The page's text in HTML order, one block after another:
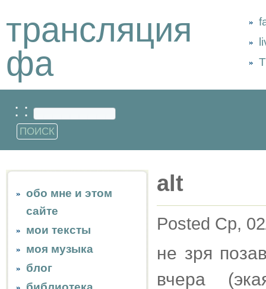
трансляция
фа
: :
обо мне и этом
сайте
мои тексты
моя музыка
блог
alt
Posted Ср,
не зря
вчера